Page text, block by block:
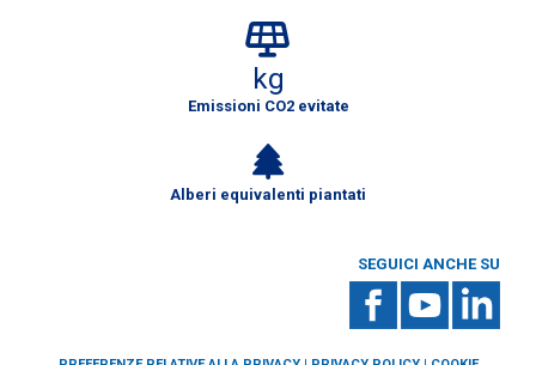
kg
Emissioni CO2 evitate
Alberi equivalenti piantati
SEGUICI ANCHE SU